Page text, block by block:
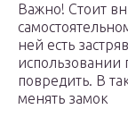
Важно! Стоит
ней есть
повредить. В
менять замок